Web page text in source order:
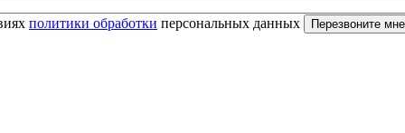
политики обработки персональных данных